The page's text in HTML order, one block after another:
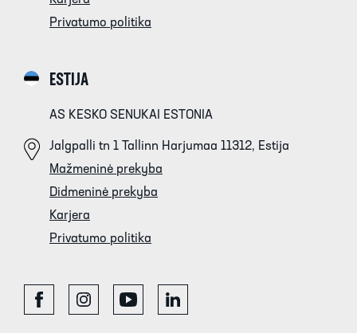
Privatumo politika
ESTIJA
AS KESKO SENUKAI ESTONIA
Jalgpalli tn 1 Tallinn Harjumaa 11312, Estija
Mažmeninė prekyba
Didmeninė prekyba
Karjera
Privatumo politika